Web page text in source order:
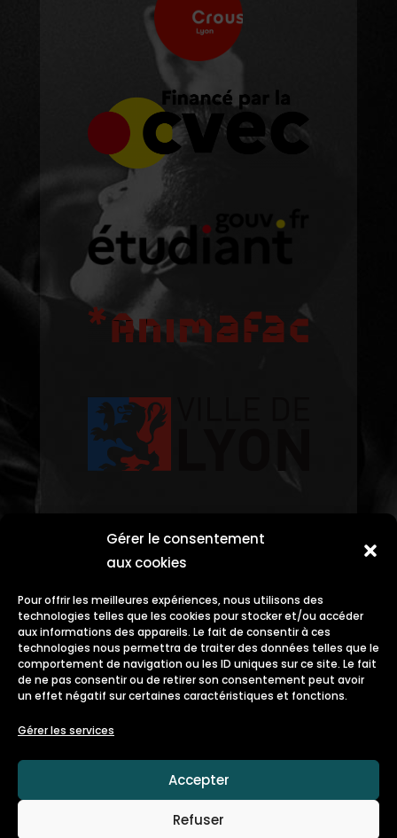
Gérer le consentement
aux cookies
Pour offrir les meilleures expériences, nous utilisons des
technologies telles que les cookies pour stocker et/ou accéder
aux informations des appareils. Le fait de consentir à ces
technologies nous permettra de traiter des données telles que le
comportement de navigation ou les ID uniques sur ce site. Le fait
de ne pas consentir ou de retirer son consentement peut avoir
un effet négatif sur certaines caractéristiques et fonctions.
Gérer les services
Accepter
Refuser